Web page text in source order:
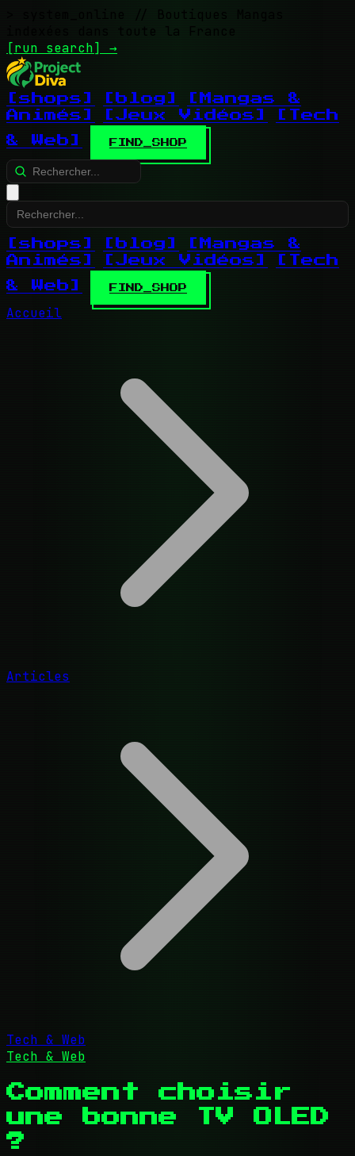
// Boutiques Mangas
indexées dans toute la France
[run search] →
[shops] [blog]
[Mangas &
Animés]
[Jeux Vidéos]
[Tech
& Web]
FIND_SHOP
[shops] [blog]
[Mangas &
Animés]
[Jeux Vidéos]
[Tech
& Web]
FIND_SHOP
Accueil
Articles
Tech & Web
Tech & Web
Comment choisir
une bonne TV OLED
?